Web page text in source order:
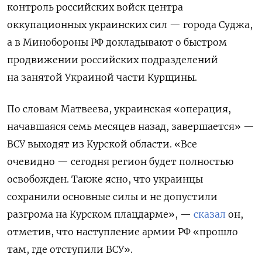
контроль российских войск центра
оккупационных украинских сил — города Суджа,
а в Минобороны РФ докладывают о быстром
продвижении российских подразделений
на занятой Украиной части Курщины.
По словам Матвеева, украинская «операция,
начавшаяся семь месяцев назад, завершается» —
ВСУ выходят из Курской области. «Все
очевидно — сегодня регион будет полностью
освобожден. Также ясно, что украинцы
сохранили основные силы и не допустили
разгрома на Курском плацдарме», — сказал он,
отметив, что наступление армии РФ «прошло
там, где отступили ВСУ».